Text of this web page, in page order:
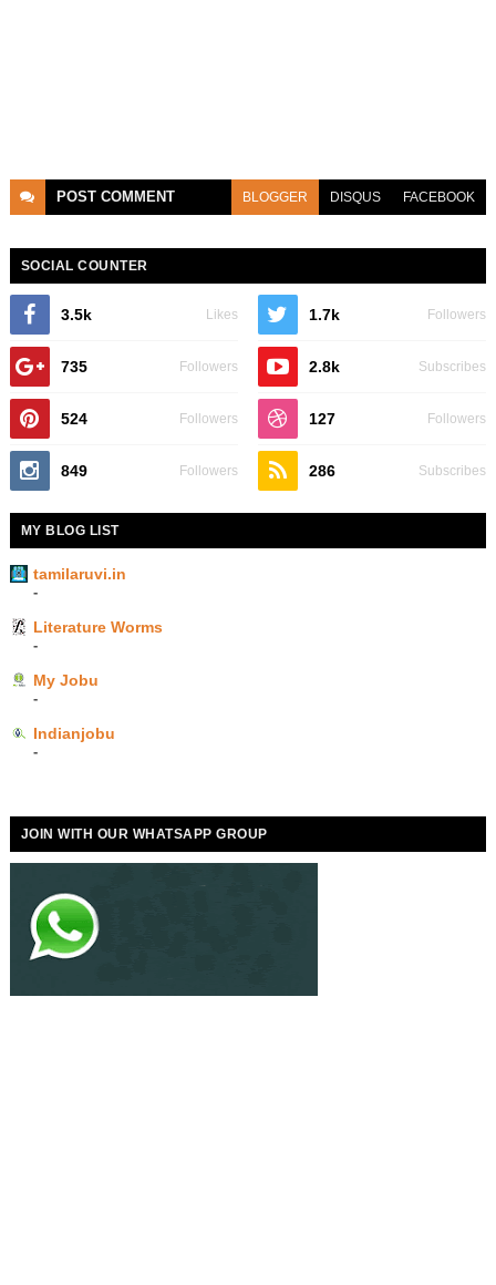
POST COMMENT BLOGGER DISQUS FACEBOOK
SOCIAL COUNTER
3.5k Likes 1.7k Followers
735 Followers 2.8k Subscribes
524 Followers 127 Followers
849 Followers 286 Subscribes
MY BLOG LIST
tamilaruvi.in
-
Literature Worms
-
My Jobu
-
Indianjobu
-
JOIN WITH OUR WHATSAPP GROUP